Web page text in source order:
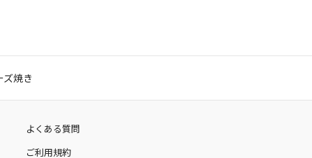
焼き
よくある質問
ご利用規約